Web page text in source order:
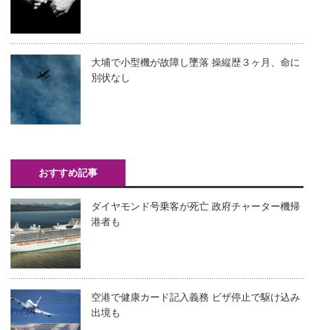
大埔で小型機が故障し墜落 操縦歴３ヶ月、命に
別状なし
おすすめ記事
ダイヤモンド号乗客が死亡 政府チャーター機帰
港者も
空港で健康カード記入義務 ビザ停止で駆け込み
出境も